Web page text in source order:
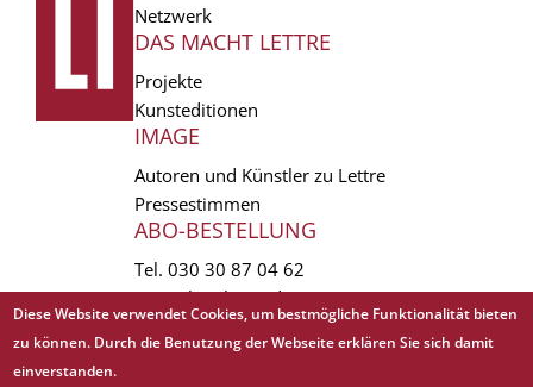
Netzwerk
DAS MACHT LETTRE
Projekte
Kunsteditionen
IMAGE
Autoren und Künstler zu Lettre
Pressestimmen
ABO-BESTELLUNG
Tel. 030 30 87 04 62
vertrieb(at)lettre.de
Copyright © 1988 - 2026 Lettre International. All rights reserved.
Diese Website verwendet Cookies, um bestmögliche Funktionalität bieten
zu können. Durch die Benutzung der Webseite erklären Sie sich damit
einverstanden.